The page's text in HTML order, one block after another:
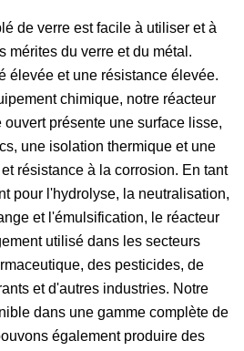
de verre est facile à utiliser et à
mérites du verre et du métal.
élevée et une résistance élevée.
chimique, notre réacteur
présente une surface lisse,
une isolation thermique et une
résistance à la corrosion. En tant
pour l'hydrolyse, la neutralisation,
et l'émulsification, le réacteur
utilisé dans les secteurs
des pesticides, de
et d'autres industries. Notre
dans une gamme complète de
également produire des